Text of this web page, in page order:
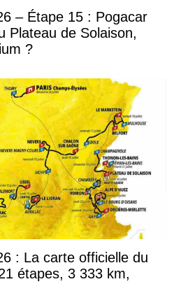
– Étape 15 : Pogacar
Plateau de Solaison,
?
: La carte officielle du
étapes, 3 333 km,